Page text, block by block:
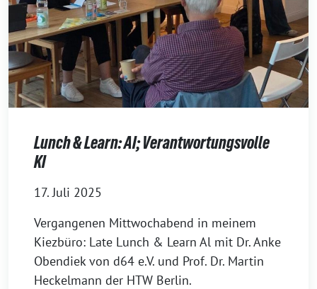
Lunch & Learn: AI; Verantwortungsvolle
KI
17. Juli 2025
Vergangenen Mittwochabend in meinem
Kiezbüro: Late Lunch & Learn Al mit Dr. Anke
Obendiek von d64 e.V. und Prof. Dr. Martin
Heckelmann der HTW Berlin.